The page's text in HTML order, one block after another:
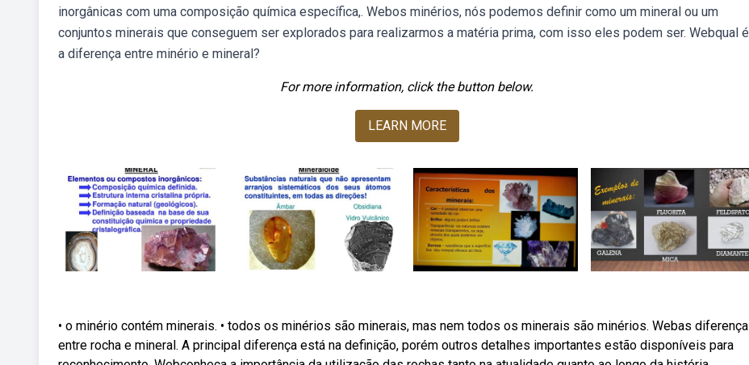
inorgânicas com uma composição química específica,. Webos minérios, nós podemos definir como um mineral ou um
conjuntos minerais que conseguem ser explorados para realizarmos a matéria prima, com isso eles podem ser. Webqual é
a diferença entre minério e mineral?
For more information, click the button below.
LEARN MORE
• o minério contém minerais. • todos os minérios são minerais, mas nem todos os minerais são minérios. Webas diferença
entre rocha e mineral. A principal diferença está na definição, porém outros detalhes importantes estão disponíveis para